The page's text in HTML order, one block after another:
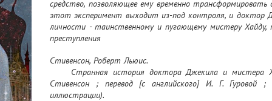
средство, позволяющее ему временно трансформировать
этот эксперимент выходит из-под контроля, и доктор
личности - таинственному и пугающему мистеру
преступления
Стивенсон, Роберт Льюис.
Стивенсон ; перевод [с английского] И. Г. Гуровой
иллюстрации).